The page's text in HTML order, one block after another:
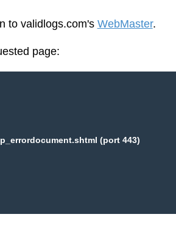
to validlogs.com's WebMaster.
page:
(port 443)